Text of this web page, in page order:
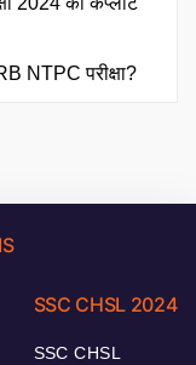
NTPC परीक्षा?
SSC CHSL 2024
SSC CHSL